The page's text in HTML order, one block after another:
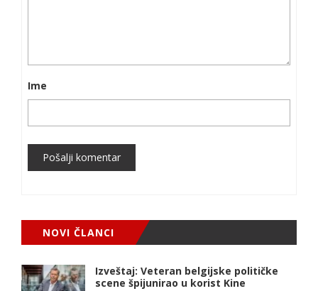
Ime
Pošalji komentar
NOVI ČLANCI
Izveštaj: Veteran belgijske političke
scene špijunirao u korist Kine